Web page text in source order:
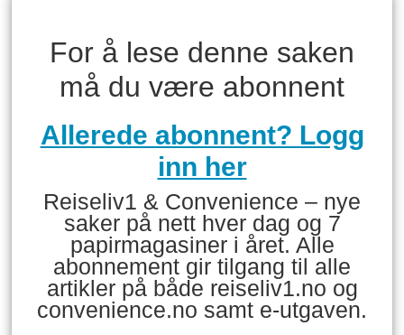
For å lese denne saken
må du være abonnent
Allerede abonnent? Logg
inn her
Reiseliv1 & Convenience – nye
saker på nett hver dag og 7
papirmagasiner i året. Alle
abonnement gir tilgang til alle
artikler på både reiseliv1.no og
convenience.no samt e-utgaven.